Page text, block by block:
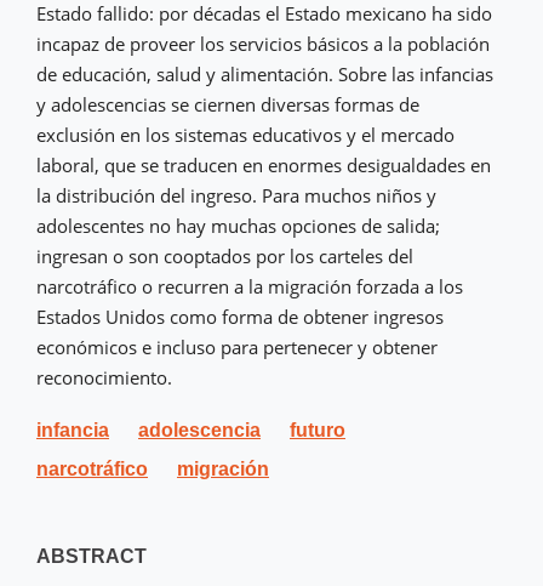
Estado fallido: por décadas el Estado mexicano ha sido
incapaz de proveer los servicios básicos a la población
de educación, salud y alimentación. Sobre las infancias
y adolescencias se ciernen diversas formas de
exclusión en los sistemas educativos y el mercado
laboral, que se traducen en enormes desigualdades en
la distribución del ingreso. Para muchos niños y
adolescentes no hay muchas opciones de salida;
ingresan o son cooptados por los carteles del
narcotráfico o recurren a la migración forzada a los
Estados Unidos como forma de obtener ingresos
económicos e incluso para pertenecer y obtener
reconocimiento.
infancia adolescencia
futuro
narcotráfico
migración
ABSTRACT